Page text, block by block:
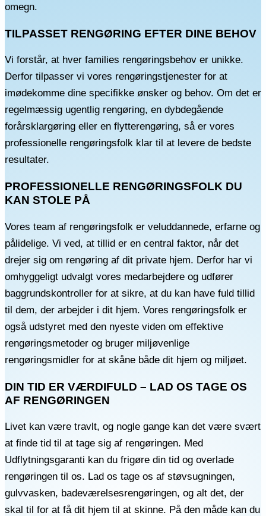
omegn.
TILPASSET RENGØRING EFTER DINE BEHOV
Vi forstår, at hver families rengøringsbehov er unikke.
Derfor tilpasser vi vores rengøringstjenester for at
imødekomme dine specifikke ønsker og behov. Om det er
regelmæssig ugentlig rengøring, en dybdegående
forårsklargøring eller en flytterengøring, så er vores
professionelle rengøringsfolk klar til at levere de bedste
resultater.
PROFESSIONELLE RENGØRINGSFOLK DU
KAN STOLE PÅ
Vores team af rengøringsfolk er veluddannede, erfarne og
pålidelige. Vi ved, at tillid er en central faktor, når det
drejer sig om rengøring af dit private hjem. Derfor har vi
omhyggeligt udvalgt vores medarbejdere og udfører
baggrundskontroller for at sikre, at du kan have fuld tillid
til dem, der arbejder i dit hjem. Vores rengøringsfolk er
også udstyret med den nyeste viden om effektive
rengøringsmetoder og bruger miljøvenlige
rengøringsmidler for at skåne både dit hjem og miljøet.
DIN TID ER VÆRDIFULD – LAD OS TAGE OS
AF RENGØRINGEN
Livet kan være travlt, og nogle gange kan det være svært
at finde tid til at tage sig af rengøringen. Med
Udflytningsgaranti kan du frigøre din tid og overlade
rengøringen til os. Lad os tage os af støvsugningen,
gulvvasken, badeværelsesrengøringen, og alt det, der
skal til for at få dit hjem til at skinne. På den måde kan du